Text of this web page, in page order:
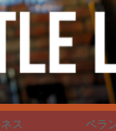
ス ベラ